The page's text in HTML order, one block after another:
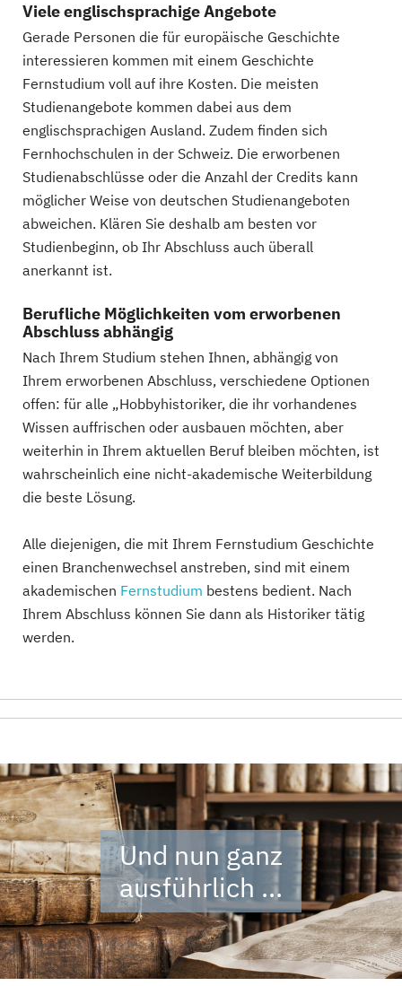
Viele englischsprachige Angebote
Gerade Personen die für europäische Geschichte
interessieren kommen mit einem Geschichte
Fernstudium voll auf ihre Kosten. Die meisten
Studienangebote kommen dabei aus dem
englischsprachigen Ausland. Zudem finden sich
Fernhochschulen in der Schweiz. Die erworbenen
Studienabschlüsse oder die Anzahl der Credits kann
möglicher Weise von deutschen Studienangeboten
abweichen. Klären Sie deshalb am besten vor
Studienbeginn, ob Ihr Abschluss auch überall
anerkannt ist.
Berufliche Möglichkeiten vom erworbenen
Abschluss abhängig
Nach Ihrem Studium stehen Ihnen, abhängig von
Ihrem erworbenen Abschluss, verschiedene Optionen
offen: für alle „Hobbyhistoriker, die ihr vorhandenes
Wissen auffrischen oder ausbauen möchten, aber
weiterhin in Ihrem aktuellen Beruf bleiben möchten, ist
wahrscheinlich eine nicht-akademische Weiterbildung
die beste Lösung.
Alle diejenigen, die mit Ihrem Fernstudium Geschichte
einen Branchenwechsel anstreben, sind mit einem
akademischen Fernstudium bestens bedient. Nach
Ihrem Abschluss können Sie dann als Historiker tätig
werden.
Und nun ganz
ausführlich ...